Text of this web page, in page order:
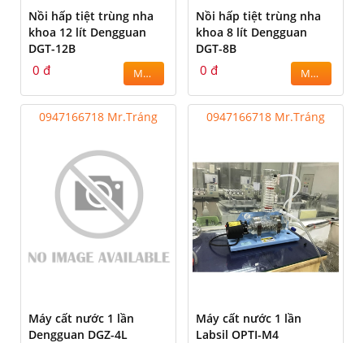
Nồi hấp tiệt trùng nha
khoa 12 lít Dengguan
DGT-12B
0 đ MUA
Nồi hấp tiệt trùng nha
khoa 8 lít Dengguan
DGT-8B
0 đ MUA
0947166718 Mr.Tráng
Máy cất nước 1 lần
Dengguan DGZ-4L
0947166718 Mr.Tráng
Máy cất nước 1 lần
Labsil OPTI-M4